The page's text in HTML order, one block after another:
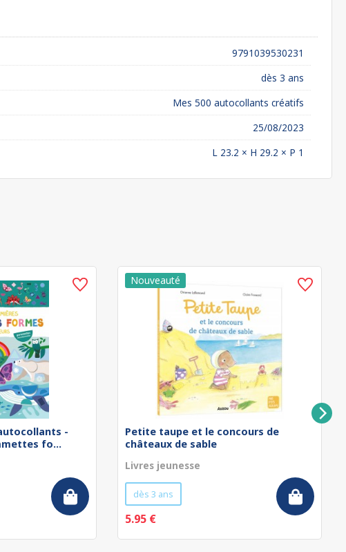
9791039530231
dès 3 ans
Mes 500 autocollants créatifs
25/08/2023
L 23.2 × H 29.2 × P 1
-
fo...
Petite taupe et le concours de
châteaux de sable
Livres jeunesse
dès 3 ans
5.95 €